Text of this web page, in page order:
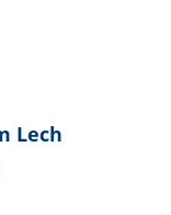
Lech